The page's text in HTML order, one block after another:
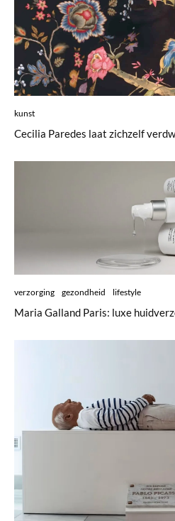
kunst
Cecilia Paredes laat zichzelf
verzorging gezondheid lifestyle
Maria Galland Paris: luxe